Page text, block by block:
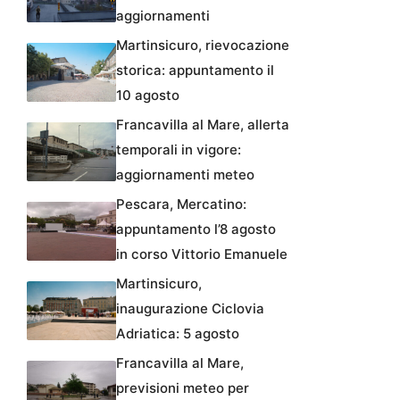
aggiornamenti
Martinsicuro, rievocazione
storica: appuntamento il
10 agosto
Francavilla al Mare, allerta
temporali in vigore:
aggiornamenti meteo
Pescara, Mercatino:
appuntamento l’8 agosto
in corso Vittorio Emanuele
Martinsicuro,
inaugurazione Ciclovia
Adriatica: 5 agosto
Francavilla al Mare,
previsioni meteo per